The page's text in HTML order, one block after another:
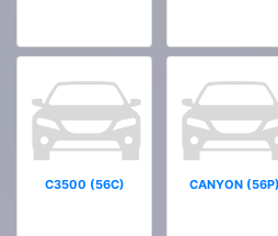
C3500 (56C) CANYON (56P)